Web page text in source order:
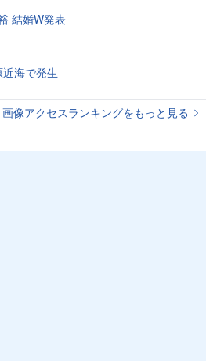
結婚W発表
海で発生
画像アクセスランキングをもっと見る